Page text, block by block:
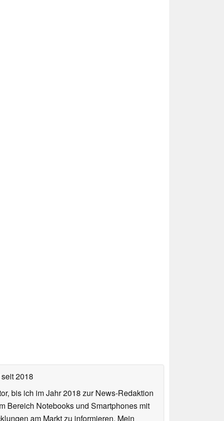
seit 2018
bis ich im Jahr 2018 zur News-Redaktion
Bereich Notebooks und Smartphones mit
am Markt zu informieren. Mein